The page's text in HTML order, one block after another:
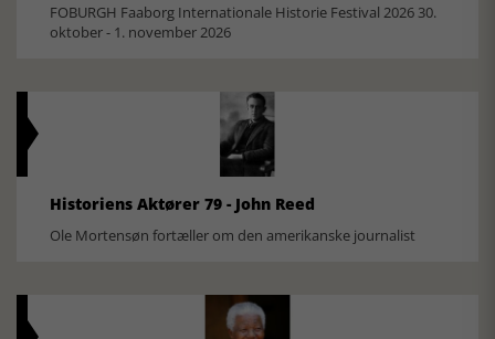
FOBURGH Faaborg Internationale Historie Festival 2026 30.
oktober - 1. november 2026
Historiens Aktører 79 - John Reed
Ole Mortensøn fortæller om den amerikanske journalist